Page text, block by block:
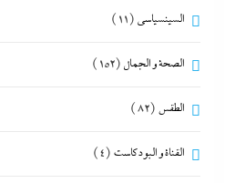
السينسياسي (11)
الصحة و الجمال (152)
الطقس (82)
القناة و البودكاست (4)